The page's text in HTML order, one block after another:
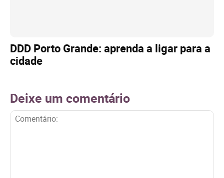
DDD Porto Grande: aprenda a ligar para a
cidade
Deixe um comentário